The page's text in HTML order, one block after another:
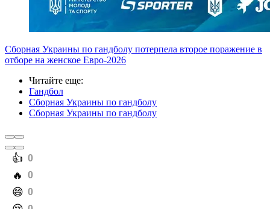
Сборная Украины по гандболу потерпела второе поражение в
отборе на женское Евро-2026
Читайте еще:
Гандбол
Сборная Украины по гандболу
Сборная Украины по гандболу
️👍 0
️🔥 0
️😄 0